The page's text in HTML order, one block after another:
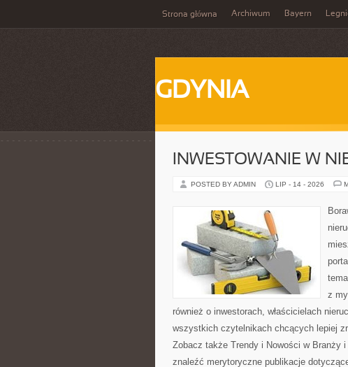
Strona główna Archiwum Bayern
GDYNIA
INWESTOWANIE W
POSTED BY ADMIN LIP - 14 - 2026
z
również o inwestorach, właścicielach
wszystkich czytelnikach chcących lepiej
Zobacz także Trendy i Nowości w Branży
znaleźć merytoryczne publikacje